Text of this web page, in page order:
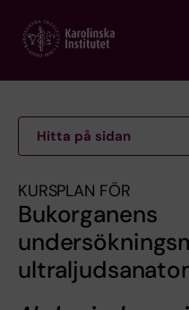
main
Hitta på sidan
KURSPLAN FÖR
Bukorganens